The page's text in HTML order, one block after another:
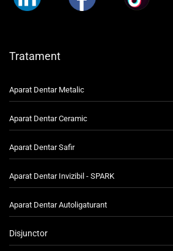
Tratament
Aparat Dentar Metalic
Aparat Dentar Ceramic
Aparat Dentar Safir
Aparat Dentar Invizibil - SPARK
Aparat Dentar Autoligaturant
Disjunctor